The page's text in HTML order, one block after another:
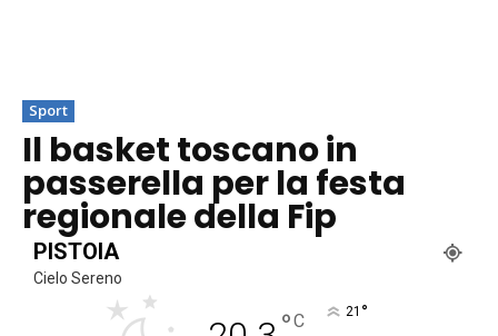
Sport
Il basket toscano in
passerella per la festa
regionale della Fip
PISTOIA
Cielo Sereno
°C 21 °